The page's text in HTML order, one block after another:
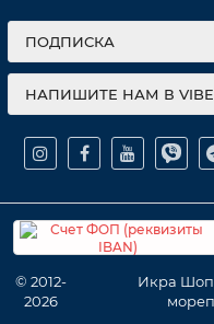
ПОДПИСКА
НАПИШИТЕ НАМ В VIBER
© 2012-
2026
Икра Шоп